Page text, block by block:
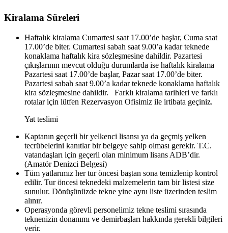
Kiralama Süreleri
Haftalık kiralama Cumartesi saat 17.00’de başlar, Cuma saat
17.00’de biter. Cumartesi sabah saat 9.00’a kadar teknede
konaklama haftalık kira sözleşmesine dahildir. Pazartesi
çıkışlarının mevcut olduğu durumlarda ise haftalık kiralama
Pazartesi saat 17.00’de başlar, Pazar saat 17.00’de biter.
Pazartesi sabah saat 9.00’a kadar teknede konaklama haftalık
kira sözleşmesine dahildir. Farklı kiralama tarihleri ve farklı
rotalar için lütfen Rezervasyon Ofisimiz ile irtibata geçiniz.
Yat teslimi
Kaptanın geçerli bir yelkenci lisansı ya da geçmiş yelken
tecrübelerini kanıtlar bir belgeye sahip olması gerekir. T.C.
vatandaşları için geçerli olan minimum lisans ADB’dir.
(Amatör Denizci Belgesi)
Tüm yatlarımız her tur öncesi baştan sona temizlenip kontrol
edilir. Tur öncesi teknedeki malzemelerin tam bir listesi size
sunulur. Dönüşünüzde tekne yine aynı liste üzerinden teslim
alınır.
Operasyonda görevli personelimiz tekne teslimi sırasında
teknenizin donanımı ve demirbaşları hakkında gerekli bilgileri
verir.